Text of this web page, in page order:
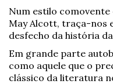
Num estilo
May Alcott, traça-nos
desfecho da história
Em grande parte
como aquele que o
clássico da literatura